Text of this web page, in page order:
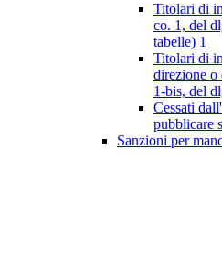
Titolari di
co. 1, del
tabelle) 1
Titolari di
direzione o
1-bis, del
Cessati
pubblicare
Sanzioni per